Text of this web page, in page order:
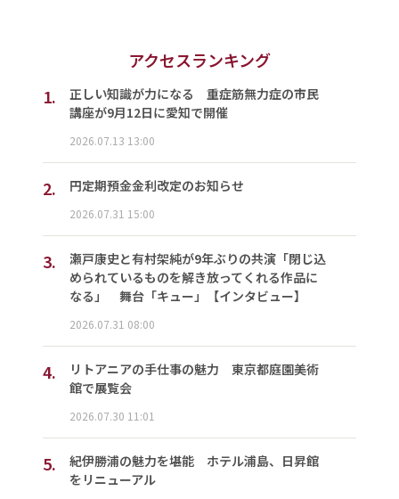
アクセスランキング
1.
正しい知識が力になる 重症筋無力症の市民
講座が9月12日に愛知で開催
2026.07.13 13:00
2. 円定期預金金利改定のお知らせ
2026.07.31 15:00
3.
瀬戸康史と有村架純が9年ぶりの共演「閉じ込
められているものを解き放ってくれる作品に
なる」 舞台「キュー」【インタビュー】
2026.07.31 08:00
4.
リトアニアの手仕事の魅力 東京都庭園美術
館で展覧会
2026.07.30 11:01
5.
紀伊勝浦の魅力を堪能 ホテル浦島、日昇館
をリニューアル